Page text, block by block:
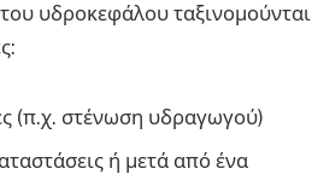
υδροκεφάλου ταξινομούνται
(π.χ. στένωση υδραγωγού)
ή μετά από ένα